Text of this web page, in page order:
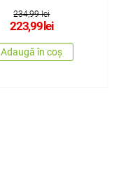
234,99 lei
223,99 lei
Adaugă în coș